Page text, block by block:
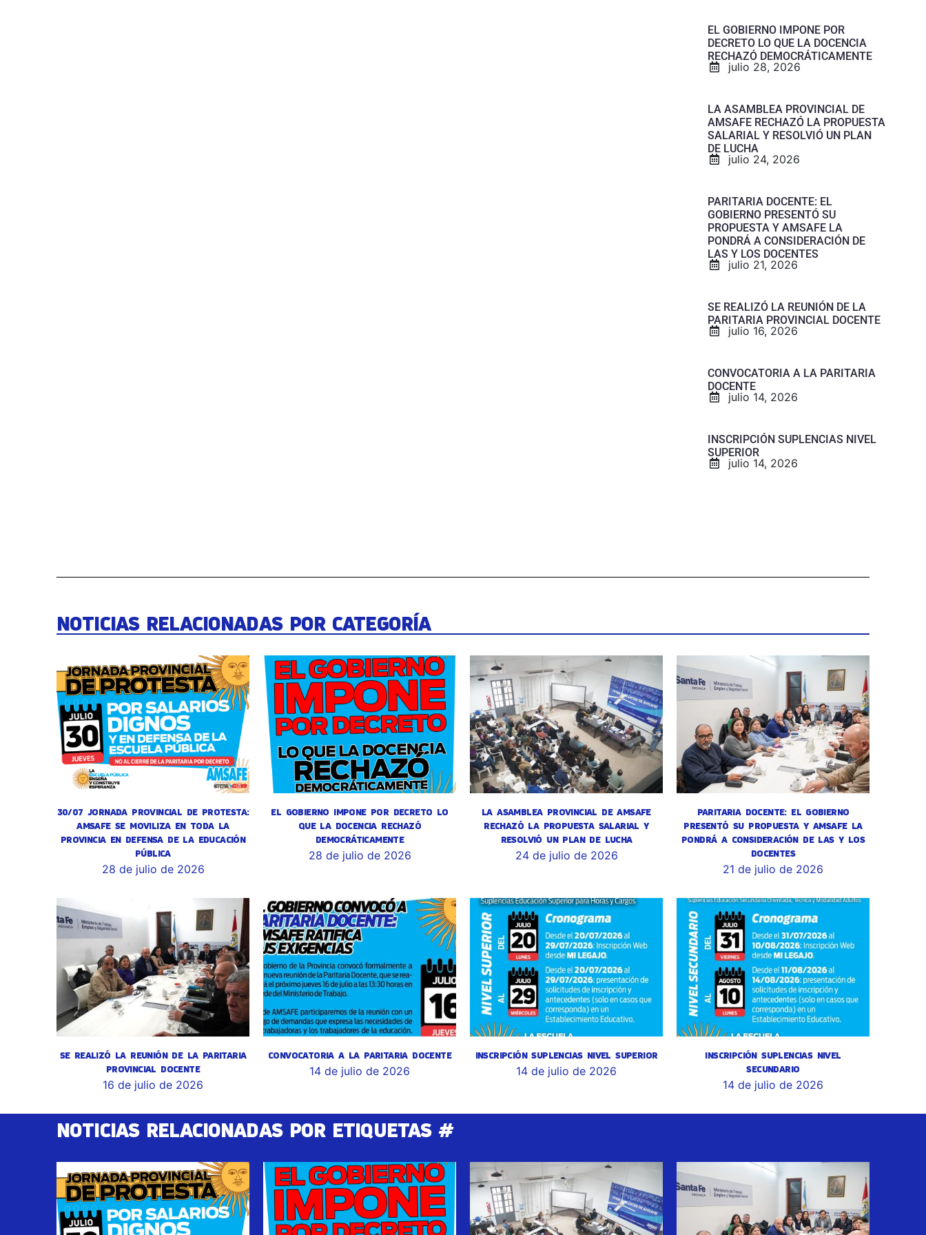
EL GOBIERNO IMPONE POR
DECRETO LO QUE LA DOCENCIA
RECHAZÓ DEMOCRÁTICAMENTE
julio 28, 2026
LA ASAMBLEA PROVINCIAL DE
AMSAFE RECHAZÓ LA PROPUESTA
SALARIAL Y RESOLVIÓ UN PLAN
DE LUCHA
julio 24, 2026
PARITARIA DOCENTE: EL
GOBIERNO PRESENTÓ SU
PROPUESTA Y AMSAFE LA
PONDRÁ A CONSIDERACIÓN DE
LAS Y LOS DOCENTES
julio 21, 2026
SE REALIZÓ LA REUNIÓN DE LA
PARITARIA PROVINCIAL DOCENTE
julio 16, 2026
CONVOCATORIA A LA PARITARIA
DOCENTE
julio 14, 2026
INSCRIPCIÓN SUPLENCIAS NIVEL
SUPERIOR
julio 14, 2026
NOTICIAS RELACIONADAS POR CATEGORÍA
30/07 JORNADA PROVINCIAL DE PROTESTA:
AMSAFE SE MOVILIZA EN TODA LA
PROVINCIA EN DEFENSA DE LA EDUCACIÓN
PÚBLICA
28 de julio de 2026
EL GOBIERNO IMPONE POR DECRETO LO
QUE LA DOCENCIA RECHAZÓ
DEMOCRÁTICAMENTE
28 de julio de 2026
LA ASAMBLEA PROVINCIAL DE AMSAFE
RECHAZÓ LA PROPUESTA SALARIAL Y
RESOLVIÓ UN PLAN DE LUCHA
24 de julio de 2026
PARITARIA DOCENTE: EL GOBIERNO
PRESENTÓ SU PROPUESTA Y AMSAFE LA
PONDRÁ A CONSIDERACIÓN DE LAS Y LOS
DOCENTES
21 de julio de 2026
SE REALIZÓ LA REUNIÓN DE LA PARITARIA
PROVINCIAL DOCENTE
16 de julio de 2026
CONVOCATORIA A LA PARITARIA DOCENTE
14 de julio de 2026
INSCRIPCIÓN SUPLENCIAS NIVEL SUPERIOR
14 de julio de 2026
INSCRIPCIÓN SUPLENCIAS NIVEL
SECUNDARIO
14 de julio de 2026
NOTICIAS RELACIONADAS POR ETIQUETAS #